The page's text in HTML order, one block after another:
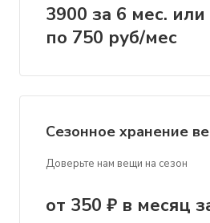
3900 за 6 мес.
по 750 руб/мес
Сезонное хранение
Доверьте нам вещи на сезон
от 350 ₽ в месяц